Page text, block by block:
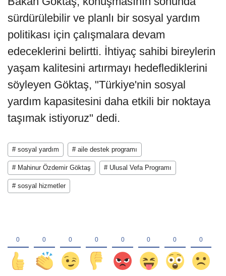
sürdürülebilir ve planlı bir sosyal yardım
politikası için çalışmalara devam
edeceklerini belirtti. İhtiyaç sahibi bireylerin
yaşam kalitesini artırmayı hedeflediklerini
söyleyen Göktaş, "Türkiye'nin sosyal
yardım kapasitesini daha etkili bir noktaya
taşımak istiyoruz" dedi.
# sosyal yardım # aile destek programı
# Mahinur Özdemir Göktaş # Ulusal Vefa Programı
# sosyal hizmetler